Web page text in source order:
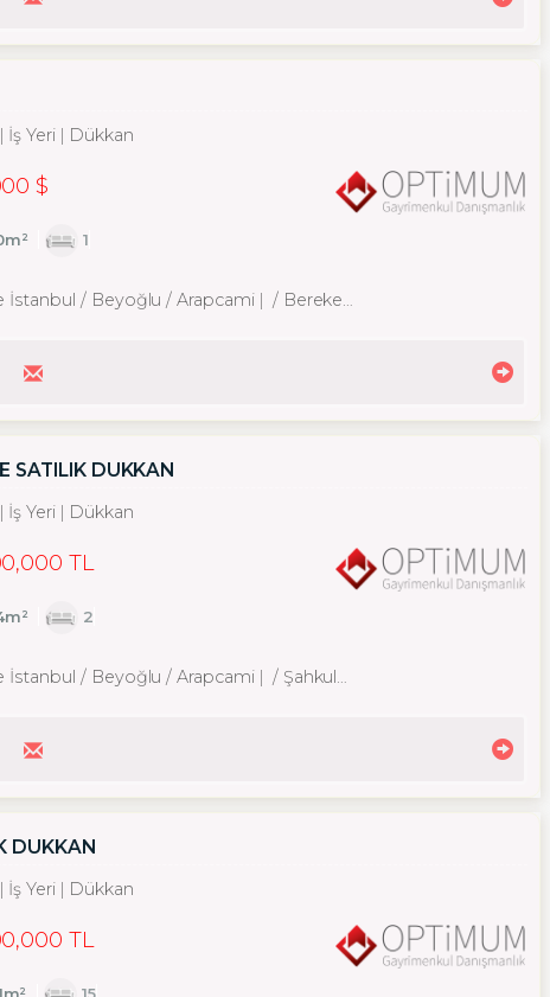
İş Yeri Dükkan
$
1
İstanbul / Beyoğlu / Arapcami / Bereketzade Mah.
SATILIK DÜKKAN
İş Yeri Dükkan
TL
2
İstanbul / Beyoğlu / Arapcami / Şahkulu Mah.
DÜKKAN
İş Yeri Dükkan
TL
15